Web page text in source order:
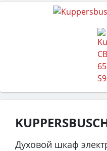
Духовой шкаф